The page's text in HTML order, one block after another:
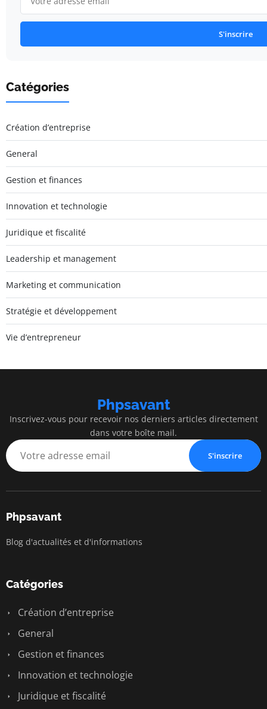
S'inscrire
Catégories
Création d’entreprise
General
Gestion et finances
Innovation et technologie
Juridique et fiscalité
Leadership et management
Marketing et communication
Stratégie et développement
Vie d’entrepreneur
Phpsavant
Inscrivez-vous pour recevoir nos derniers articles directement
dans votre boîte mail.
S'inscrire
Phpsavant
Blog d'actualités et d'informations
Catégories
Création d’entreprise
General
Gestion et finances
Innovation et technologie
Juridique et fiscalité